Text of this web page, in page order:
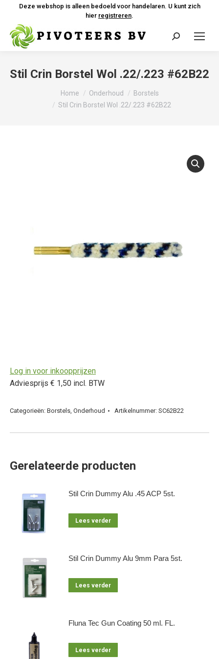
Deze webshop is alleen bedoeld voor handelaren. U kunt zich
hier registreren.
Zoeken:
Stil Crin Borstel Wol .22/.223 #62B22
Home Onderhoud
Borstels
Stil Crin Borstel Wol .22/.223 #62B22
Log in voor inkoopprijzen
Adviesprijs € 1,50 incl. BTW
Categorieën: Borstels, Onderhoud Artikelnummer: SC62B22
Gerelateerde producten
Stil Crin Dummy Alu .45 ACP 5st.
Lees verder
Stil Crin Dummy Alu 9mm Para 5st.
Lees verder
Fluna Tec Gun Coating 50 ml. FL.
Lees verder